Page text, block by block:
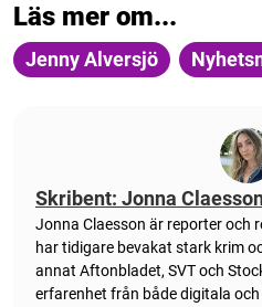
Läs mer om...
Jenny Alversjö
Skribent: Jonna
Jonna Claesson är reporter och
har tidigare bevakat stark krim
annat Aftonbladet, SVT och
erfarenhet från både digitala